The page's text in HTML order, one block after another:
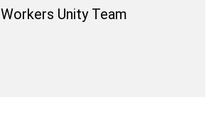
Workers Unity Team